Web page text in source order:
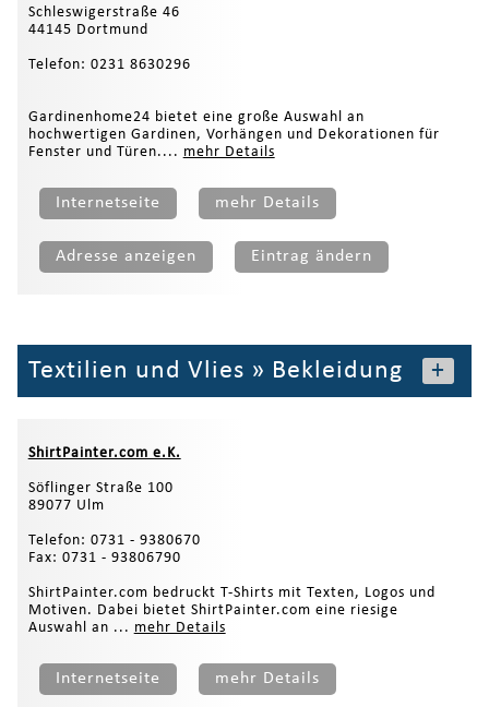
Schleswigerstraße 46
44145 Dortmund
Telefon: 0231 8630296
Gardinenhome24 bietet eine große Auswahl an
hochwertigen Gardinen, Vorhängen und Dekorationen für
Fenster und Türen.... mehr Details
Internetseite mehr Details
Adresse anzeigen Eintrag ändern
Textilien und Vlies » Bekleidung +
ShirtPainter.com e.K.
Söflinger Straße 100
89077 Ulm
Telefon: 0731 - 9380670
Fax: 0731 - 93806790
ShirtPainter.com bedruckt T-Shirts mit Texten, Logos und
Motiven. Dabei bietet ShirtPainter.com eine riesige
Auswahl an ... mehr Details
Internetseite mehr Details